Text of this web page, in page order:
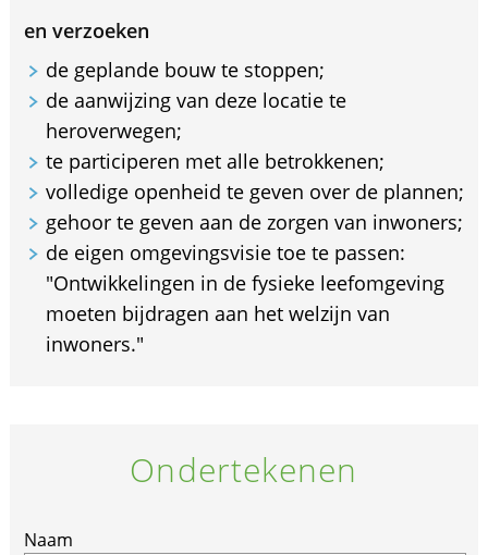
en verzoeken
de geplande bouw te stoppen;
de aanwijzing van deze locatie te
heroverwegen;
te participeren met alle betrokkenen;
volledige openheid te geven over de plannen;
gehoor te geven aan de zorgen van inwoners;
de eigen omgevingsvisie toe te passen:
"Ontwikkelingen in de fysieke leefomgeving
moeten bijdragen aan het welzijn van
inwoners."
Ondertekenen
If
Naam